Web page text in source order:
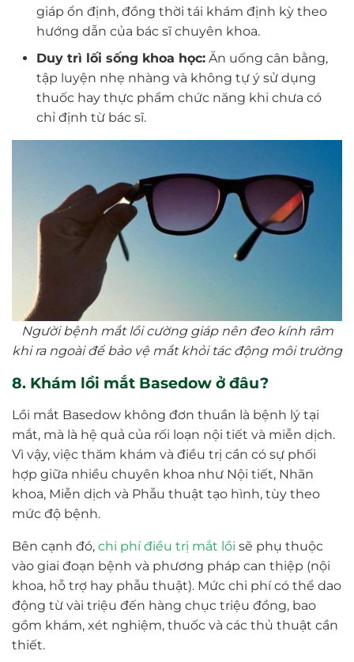
giáp ổn định, đồng thời tái khám định kỳ theo
hướng dẫn của bác sĩ chuyên khoa.
Duy trì lối sống khoa học:Ăn uống cân bằng,
tập luyện nhẹ nhàng và không tự ý sử dụng
thuốc hay thực phẩm chức năng khi chưa có
chỉ định từ bác sĩ.
Người bệnh mắt lồi cường giáp nên đeo kính râm
khi ra ngoài để bảo vệ mắt khỏi tác động môi trường
8. Khám lồi mắt Basedow ở đâu?
Lồi mắt Basedow không đơn thuần là bệnh lý tại
mắt, mà là hệ quả của rối loạn nội tiết và miễn dịch.
Vì vậy, việc thăm khám và điều trị cần có sự phối
hợp giữa nhiều chuyên khoa như Nội tiết, Nhãn
khoa, Miễn dịch và Phẫu thuật tạo hình, tùy theo
mức độ bệnh.
Bên cạnh đó, chi phí điều trị mắt lồi sẽ phụ thuộc
vào giai đoạn bệnh và phương pháp can thiệp (nội
khoa, hỗ trợ hay phẫu thuật). Mức chi phí có thể dao
động từ vài triệu đến hàng chục triệu đồng, bao
gồm khám, xét nghiệm, thuốc và các thủ thuật cần
thiết.